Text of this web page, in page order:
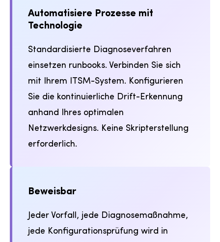
Automatisiere Prozesse mit
Technologie
Standardisierte Diagnoseverfahren
einsetzen runbooks. Verbinden Sie sich
mit Ihrem ITSM-System. Konfigurieren
Sie die kontinuierliche Drift-Erkennung
anhand Ihres optimalen
Netzwerkdesigns. Keine Skripterstellung
erforderlich.
Beweisbar
Jeder Vorfall, jede Diagnosemaßnahme,
jede Konfigurationsprüfung wird in